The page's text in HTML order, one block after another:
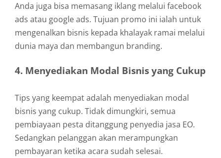
Anda juga bisa memasang iklang melalui facebook
ads atau google ads. Tujuan promo ini ialah untuk
mengenalkan bisnis kepada khalayak ramai melalui
dunia maya dan membangun branding.
4. Menyediakan Modal Bisnis yang Cukup
Tips yang keempat adalah menyediakan modal
bisnis yang cukup. Tidak dimungkiri, semua
pembiayaan pesta ditanggung penyedia jasa EO.
Sedangkan pelanggan akan merampungkan
pembayaran ketika acara sudah selesai.